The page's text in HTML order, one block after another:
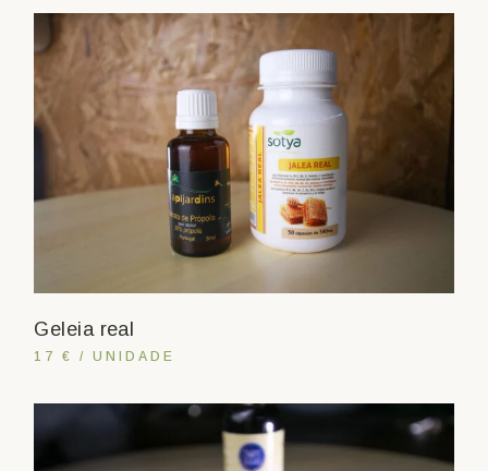
Geleia real
17 € / UNIDADE